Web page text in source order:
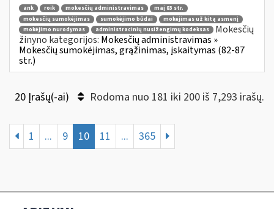
ank roik mokesčių administravimas
maį 83 str.
mokesčių sumokėjimas
sumokėjimo būdai
mokėjimas už kitą asmenį
mokėjimo nurodymas
administracinių nusižengimų kodeksas
Mokesčių
žinyno kategorijos: Mokesčių administravimas »
Mokesčių sumokėjimas, grąžinimas, įskaitymas (82-87
str.)
20 Įrašų(-ai) Rodoma nuo 181 iki 200 iš 7,293 irašų.
1 ... 9 10 11 ... 365